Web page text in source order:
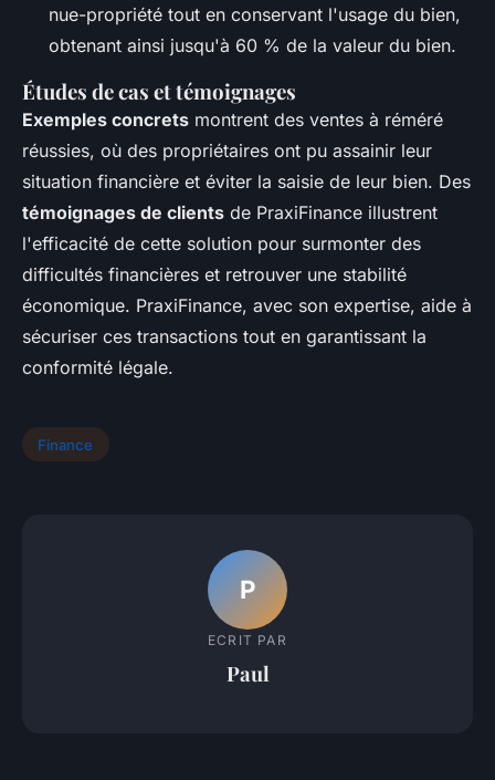
nue-propriété tout en conservant l'usage du bien,
obtenant ainsi jusqu'à 60 % de la valeur du bien.
Études de cas et témoignages
Exemples concrets montrent des ventes à réméré
réussies, où des propriétaires ont pu assainir leur
situation financière et éviter la saisie de leur bien. Des
témoignages de clients de PraxiFinance illustrent
l'efficacité de cette solution pour surmonter des
difficultés financières et retrouver une stabilité
économique. PraxiFinance, avec son expertise, aide à
sécuriser ces transactions tout en garantissant la
conformité légale.
Finance
P
ECRIT PAR
Paul